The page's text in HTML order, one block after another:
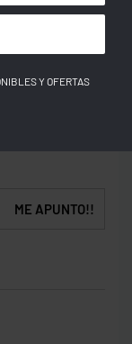
4863
Y OFERTAS